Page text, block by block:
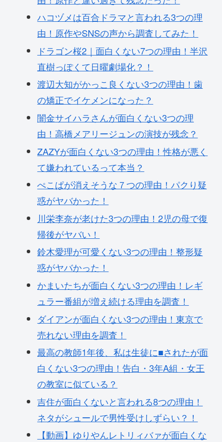
ハコヅメは百合ドラマと言われる3つの理
由！原作やSNSの声から調査してみた！
ドラゴン桜2｜面白くない7つの理由！半沢
直樹っぽくて日曜劇場化？！
渡辺大知がかっこ良くない3つの理由！歯
の矯正でイケメンになった？
闇金サイハラさんが面白くない3つの理
由！高橋メアリージュンの演技が残念？
ZAZYが面白くない3つの理由！性格が悪く
て嫌われているって本当？
ぺこぱが消えそうな７つの理由！パクり疑
惑がヤバかった！
川栄李奈が老けた3つの理由！2児の母で復
帰後がヤバい！
鈴木愛理が可愛くない3つの理由！整形疑
惑がヤバかった！
かまいたちが面白くない3つの理由！レギ
ュラー番組が増え続ける理由を調査！
ダイアンが面白くない3つの理由！東京で
売れない理由を調査！
最高の教師1年後、私は生徒に■されたが面
白くない3つの理由！告白・3年A組・女王
の教室に似ている？
吉住が面白くないと言われる8つの理由！
ネタがシュールで男性受けしずらい？！
【動画】ゆりやんレトリィバァが面白くな